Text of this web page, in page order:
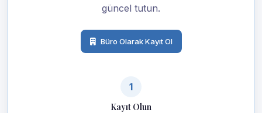
güncel tutun.
Büro Olarak Kayıt Ol
1
Kayıt Olun